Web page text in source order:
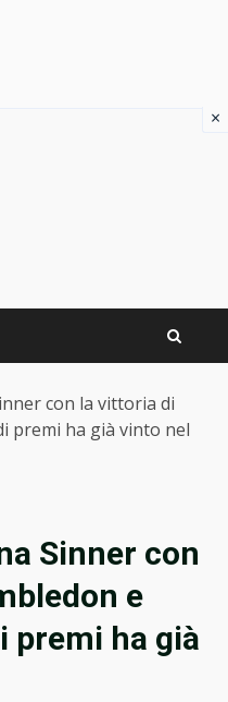
con la vittoria di
premi ha già vinto nel
Sinner con
e
premi ha già
×